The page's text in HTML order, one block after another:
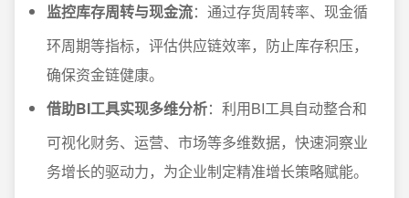
监控库存周转与现金流：通过存货周转率、现金循
环周期等指标，评估供应链效率，防止库存积压，
确保资金链健康。
借助BI工具实现多维分析：利用BI工具自动整合和
可视化财务、运营、市场等多维数据，快速洞察业
务增长的驱动力，为企业制定精准增长策略赋能。